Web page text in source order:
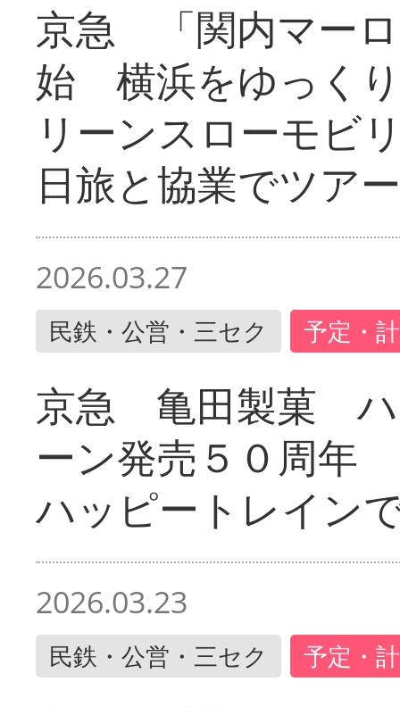
京急 「関内マー
始 横浜をゆっく
リーンスローモ
日旅と協業でツアー
2026.03.27
民鉄・公営・三セク 予定・
京急 亀田製菓 ハ
ーン発売５０周年
ハッピートレイン
2026.03.23
民鉄・公営・三セク 予定・